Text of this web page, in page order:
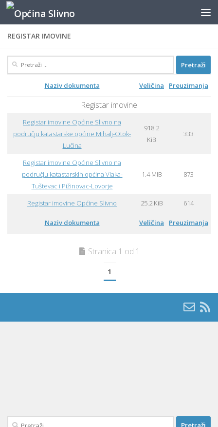
content
Skip to content
REGISTAR IMOVINE
Pretraži:
Naziv dokumenta Veličina Preuzimanja
Naziv dokumenta Veličina Preuzimanja
Registar imovine
Registar imovine Općine Slivno na
području katastarske općine Mihalj-Otok-
Lučina
918.2
KiB
333
Registar imovine Općine Slivno na
području katastarskih općina Vlaka-
Tuštevac i Pižinovac-Lovorje
1.4 MiB 873
Registar imovine Općine Slivno 25.2 KiB 614
Stranica 1 od 1
1
Pretraži: